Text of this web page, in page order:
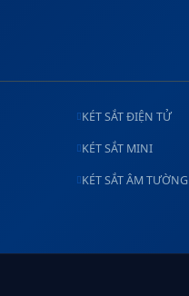
KÉT SẮT ĐIỆN TỬ
KÉT SẮT MINI
KÉT SẮT ÂM TƯỜNG